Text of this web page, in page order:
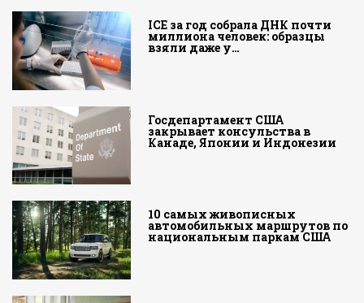
ICE за год собрала ДНК почти
миллиона человек: образцы
взяли даже у…
Госдепартамент США
закрывает консульства в
Канаде, Японии и Индонезии
10 самых живописных
автомобильных маршрутов по
национальным паркам США